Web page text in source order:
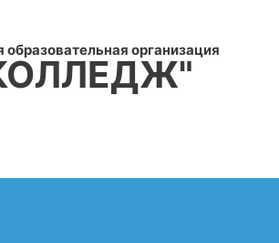
организация